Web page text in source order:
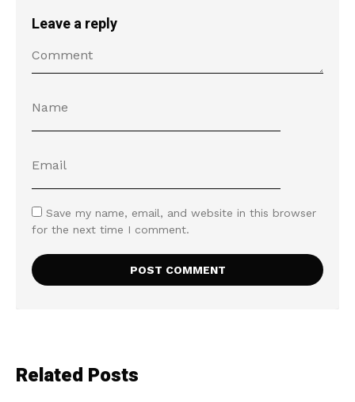
Leave a reply
Save my name, email, and website in this browser
for the next time I comment.
Related Posts